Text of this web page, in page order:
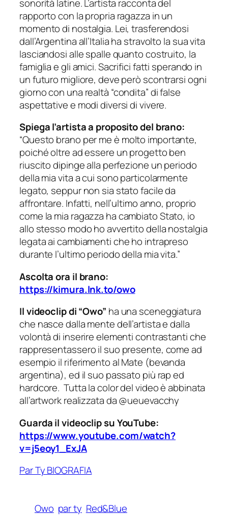
sonorità latine. L’artista racconta del
rapporto con la propria ragazza in un
momento di nostalgia. Lei, trasferendosi
dall’Argentina all’Italia ha stravolto la sua vita
lasciandosi alle spalle quanto costruito, la
famiglia e gli amici. Sacrifici fatti sperando in
un futuro migliore, deve però scontrarsi ogni
giorno con una realtà “condita” di false
aspettative e modi diversi di vivere.
Spiega l’artista a proposito del brano:
“Questo brano per me è molto importante,
poiché oltre ad essere un progetto ben
riuscito dipinge alla perfezione un periodo
della mia vita a cui sono particolarmente
legato, seppur non sia stato facile da
affrontare. Infatti, nell’ultimo anno, proprio
come la mia ragazza ha cambiato Stato, io
allo stesso modo ho avvertito della nostalgia
legata ai cambiamenti che ho intrapreso
durante l’ultimo periodo della mia vita.”
Ascolta ora il brano:
https://kimura.lnk.to/owo
Il videoclip di “Owo” ha una sceneggiatura
che nasce dalla mente dell’artista e dalla
volontà di inserire elementi contrastanti che
rappresentassero il suo presente, come ad
esempio il riferimento al Mate (bevanda
argentina), ed il suo passato più rap ed
hardcore. Tutta la color del video è abbinata
all’artwork realizzata da @ueuevacchy
Guarda il videoclip su YouTube:
https://www.youtube.com/watch?
v=j5eoy1_ExJA
Par Ty BIOGRAFIA
Owo par ty Red&Blue